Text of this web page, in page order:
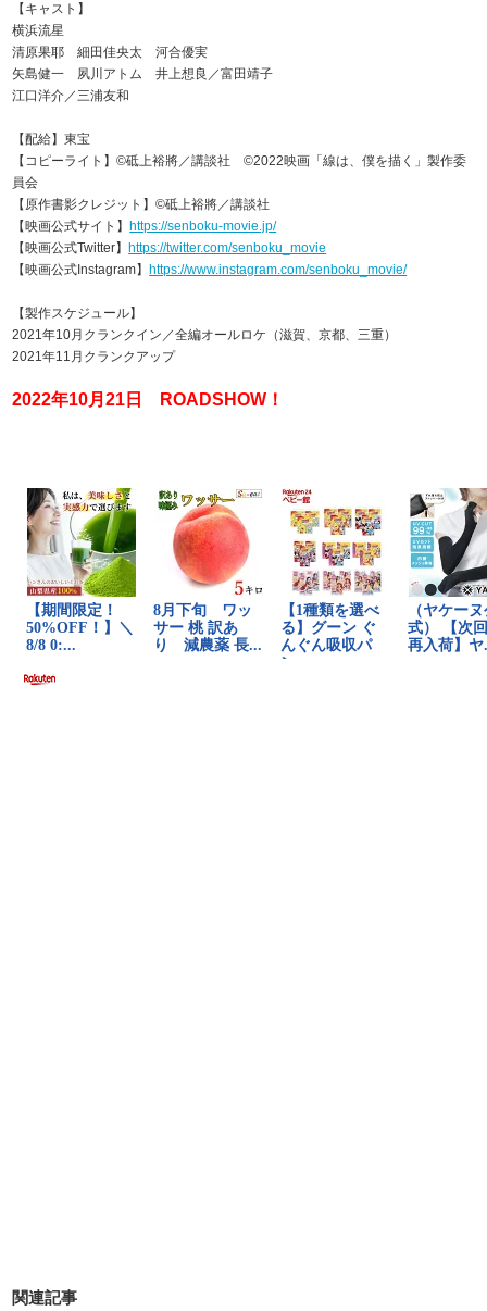
【キャスト】
横浜流星
清原果耶 細田佳央太 河合優実
矢島健一 夙川アトム 井上想良／富田靖子
江口洋介／三浦友和
【配給】東宝
【コピーライト】©砥上裕將／講談社 ©2022映画「線は、僕を描く」製作委
員会
【原作書影クレジット】©砥上裕將／講談社
【映画公式サイト】 https://senboku-movie.jp/
【映画公式Twitter】 https://twitter.com/senboku_movie
【映画公式Instagram】 https://www.instagram.com/senboku_movie/
【製作スケジュール】
2021年10月クランクイン／全編オールロケ（滋賀、京都、三重）
2021年11月クランクアップ
2022年10月21日 ROADSHOW！
関連記事